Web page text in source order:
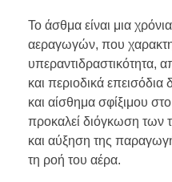
Το άσθμα είναι μια
αεραγωγών, που
και περιοδικά
και αίσθημα σφίξιμου
προκαλεί διόγκωση
και αύξηση της
τη ροή του αέρα.